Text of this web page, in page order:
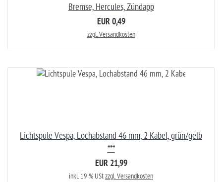
Bremse, Hercules, Zündapp
EUR 0,49
zzgl. Versandkosten
Lichtspule Vespa, Lochabstand 46 mm, 2 Kabel, grün/gelb
***
EUR 21,99
inkl. 19 % UStzzgl. Versandkosten